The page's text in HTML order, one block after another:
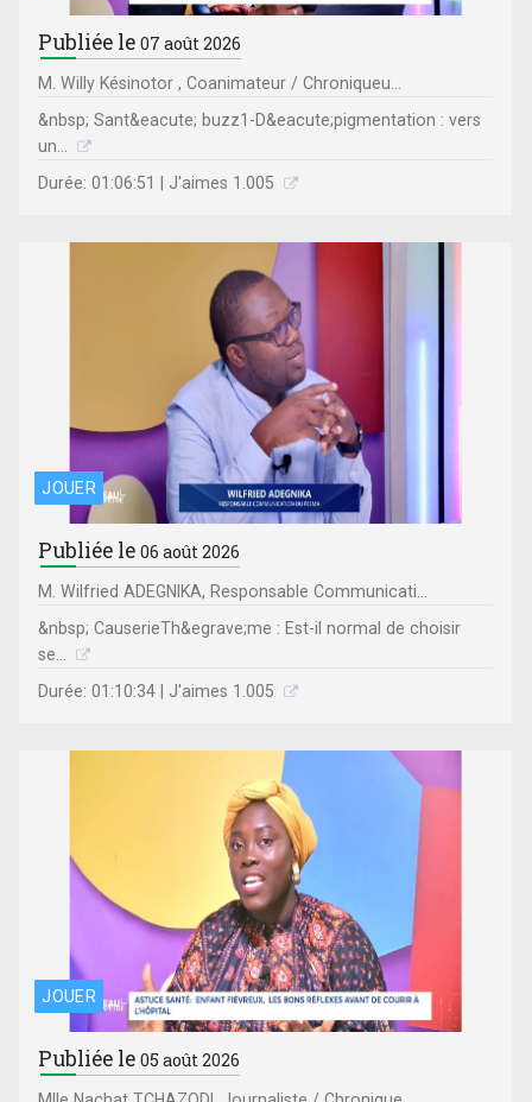
Publiée le07 août 2026
M. Willy Késinotor , Coanimateur / Chroniqueu...
&nbsp; Sant&eacute; buzz1-D&eacute;pigmentation : vers
un...
Durée: 01:06:51 | J'aimes 1.005
JOUER
Publiée le06 août 2026
M. Wilfried ADEGNIKA, Responsable Communicati...
&nbsp; CauserieTh&egrave;me : Est-il normal de choisir
se...
Durée: 01:10:34 | J'aimes 1.005
JOUER
Publiée le05 août 2026